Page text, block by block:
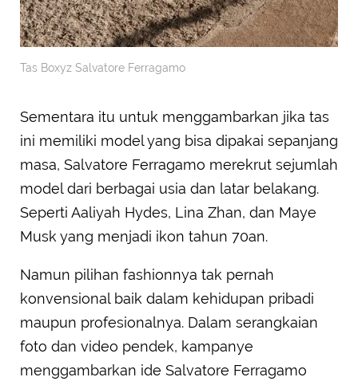
Tas Boxyz Salvatore Ferragamo
Sementara itu untuk menggambarkan jika tas
ini memiliki model yang bisa dipakai sepanjang
masa, Salvatore Ferragamo merekrut sejumlah
model dari berbagai usia dan latar belakang.
Seperti Aaliyah Hydes, Lina Zhan, dan Maye
Musk yang menjadi ikon tahun 70an.
Namun pilihan fashionnya tak pernah
konvensional baik dalam kehidupan pribadi
maupun profesionalnya. Dalam serangkaian
foto dan video pendek, kampanye
menggambarkan ide Salvatore Ferragamo